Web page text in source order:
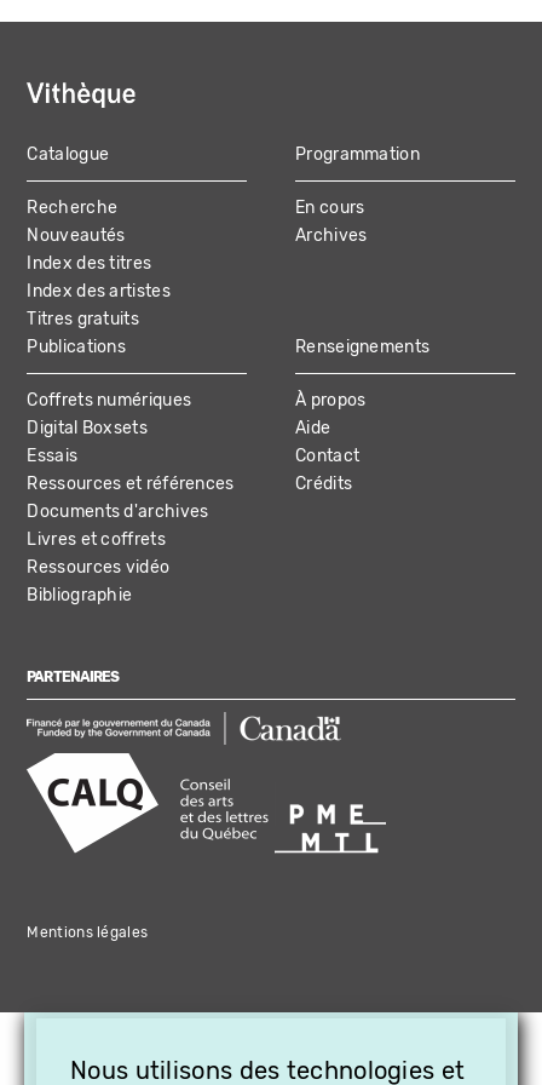
MAIN
NAVIGATION
Catalogue
Recherche
Nouveautés
Index des titres
Index des artistes
Titres gratuits
Programmation
En cours
Archives
Publications
Coffrets numériques
Digital Boxsets
Essais
Ressources et références
Documents d'archives
Livres et coffrets
Ressources vidéo
Bibliographie
Renseignements
À propos
Aide
Contact
Crédits
PARTENAIRES
Mentions légales
Nous utilisons des technologies et